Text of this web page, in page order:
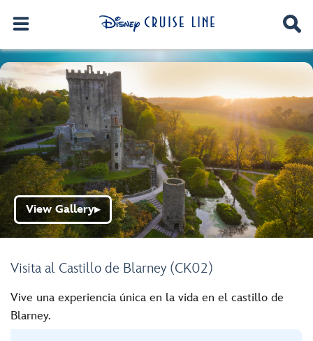
Visita al Castillo de Blarney (CK02)
View Gallery▶
Vive una experiencia única en la vida en el castillo de
Blarney.